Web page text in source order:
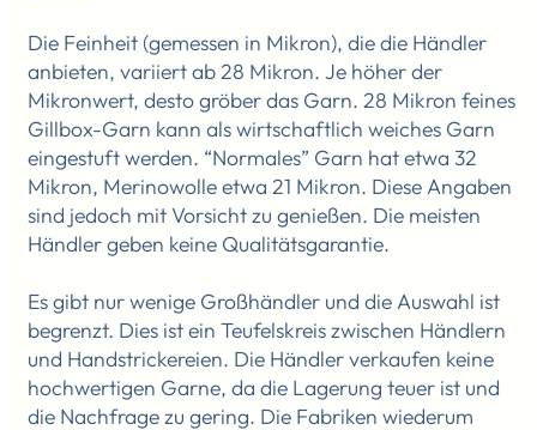
Die Feinheit (gemessen in Mikron), die die Händler
anbieten, variiert ab 28 Mikron. Je höher der
Mikronwert, desto gröber das Garn. 28 Mikron feines
Gillbox-Garn kann als wirtschaftlich weiches Garn
eingestuft werden. “Normales” Garn hat etwa 32
Mikron, Merinowolle etwa 21 Mikron. Diese Angaben
sind jedoch mit Vorsicht zu genießen. Die meisten
Händler geben keine Qualitätsgarantie.
Es gibt nur wenige Großhändler und die Auswahl ist
begrenzt. Dies ist ein Teufelskreis zwischen Händlern
und Handstrickereien. Die Händler verkaufen keine
hochwertigen Garne, da die Lagerung teuer ist und
die Nachfrage zu gering. Die Fabriken wiederum